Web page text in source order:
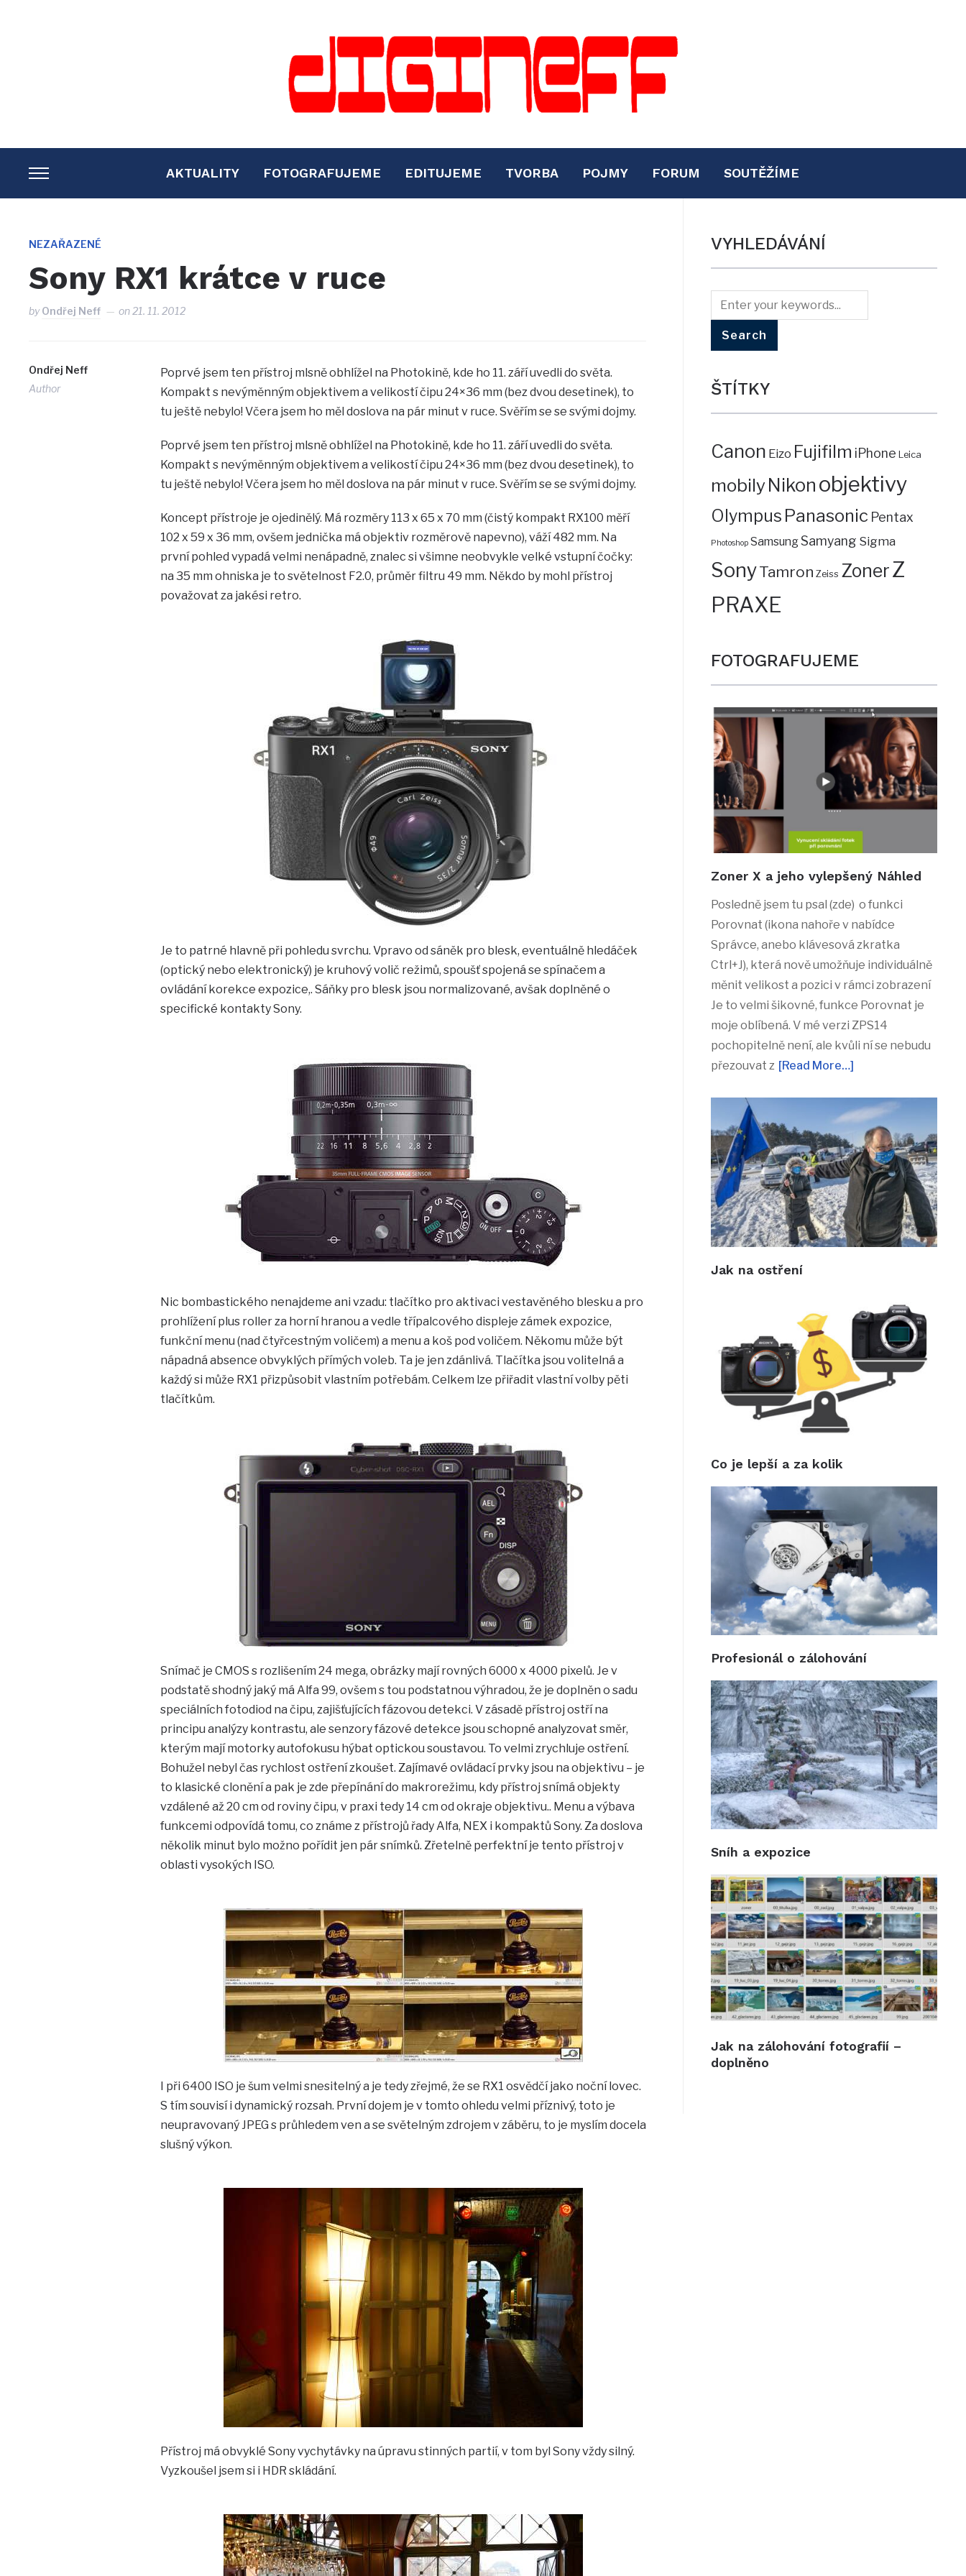
TOGGLE
SIDEBAR
NAVIGATION
AKTUALITY FOTOGRAFUJEME EDITUJEME TVORBA POJMY FORUM SOUTĚŽÍME
NEZAŘAZENÉ
Sony RX1 krátce v ruce
byOndřej Neff on21. 11. 2012
Ondřej Neff
Author
Poprvé jsem ten přístroj mlsně obhlížel na Photokině, kde ho 11. září uvedli do světa.
Kompakt s nevýměnným objektivem a velikostí čipu 24×36 mm (bez dvou desetinek), to
tu ještě nebylo! Včera jsem ho měl doslova na pár minut v ruce. Svěřím se se svými dojmy.
Poprvé jsem ten přístroj mlsně obhlížel na Photokině, kde ho 11. září uvedli do světa.
Kompakt s nevýměnným objektivem a velikostí čipu 24×36 mm (bez dvou desetinek), to
tu ještě nebylo! Včera jsem ho měl doslova na pár minut v ruce. Svěřím se se svými dojmy.
Koncept přístroje je ojedinělý. Má rozměry 113 x 65 x 70 mm (čistý kompakt RX100 měří
102 x 59 x 36 mm, ovšem jednička má objektiv rozměrově napevno), váží 482 mm. Na
první pohled vypadá velmi nenápadně, znalec si všimne neobvykle velké vstupní čočky:
na 35 mm ohniska je to světelnost F2.0, průměr filtru 49 mm. Někdo by mohl přístroj
považovat za jakési retro.
Je to patrné hlavně při pohledu svrchu. Vpravo od sáněk pro blesk, eventuálně hledáček
(optický nebo elektronický) je kruhový volič režimů, spoušť spojená se spínačem a
ovládání korekce expozice,. Sáňky pro blesk jsou normalizované, avšak doplněné o
specifické kontakty Sony.
Nic bombastického nenajdeme ani vzadu: tlačítko pro aktivaci vestavěného blesku a pro
prohlížení plus roller za horní hranou a vedle třípalcového displeje zámek expozice,
funkční menu (nad čtyřcestným voličem) a menu a koš pod voličem. Někomu může být
nápadná absence obvyklých přímých voleb. Ta je jen zdánlivá. Tlačítka jsou volitelná a
každý si může RX1 přizpůsobit vlastním potřebám. Celkem lze přiřadit vlastní volby pěti
tlačítkům.
Snímač je CMOS s rozlišením 24 mega, obrázky mají rovných 6000 x 4000 pixelů. Je v
podstatě shodný jaký má Alfa 99, ovšem s tou podstatnou výhradou, že je doplněn o sadu
speciálních fotodiod na čipu, zajišťujících fázovou detekci. V zásadě přístroj ostří na
principu analýzy kontrastu, ale senzory fázové detekce jsou schopné analyzovat směr,
kterým mají motorky autofokusu hýbat optickou soustavou. To velmi zrychluje ostření.
Bohužel nebyl čas rychlost ostření zkoušet. Zajímavé ovládací prvky jsou na objektivu – je
to klasické clonění a pak je zde přepínání do makrorežimu, kdy přístroj snímá objekty
vzdálené až 20 cm od roviny čipu, v praxi tedy 14 cm od okraje objektivu.. Menu a výbava
funkcemi odpovídá tomu, co známe z přístrojů řady Alfa, NEX i kompaktů Sony. Za doslova
několik minut bylo možno pořídit jen pár snímků. Zřetelně perfektní je tento přístroj v
oblasti vysokých ISO.
I při 6400 ISO je šum velmi snesitelný a je tedy zřejmé, že se RX1 osvědčí jako noční lovec.
S tím souvisí i dynamický rozsah. První dojem je v tomto ohledu velmi příznivý, toto je
neupravovaný JPEG s průhledem ven a se světelným zdrojem v záběru, to je myslím docela
slušný výkon.
Přístroj má obvyklé Sony vychytávky na úpravu stinných partií, v tom byl Sony vždy silný.
Vyzkoušel jsem si i HDR skládání.
VYHLEDÁVÁNÍ
ŠTÍTKY
Canon Eizo Fujifilm iPhone Leica
mobilyNikon objektivy
Olympus Panasonic Pentax
Photoshop SamsungSamyang Sigma
SonyTamron Zeiss ZonerZ
PRAXE
FOTOGRAFUJEME
Zoner X a jeho vylepšený Náhled
Posledně jsem tu psal (zde) o funkci
Porovnat (ikona nahoře v nabídce
Správce, anebo klávesová zkratka
Ctrl+J), která nově umožňuje individuálně
měnit velikost a pozici v rámci zobrazení
Je to velmi šikovné, funkce Porovnat je
moje oblíbená. V mé verzi ZPS14
pochopitelně není, ale kvůli ní se nebudu
přezouvat z [Read More…]
Jak na ostření
Co je lepší a za kolik
Profesionál o zálohování
Sníh a expozice
Jak na zálohování fotografií –
doplněno